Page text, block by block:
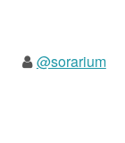
@sorarium